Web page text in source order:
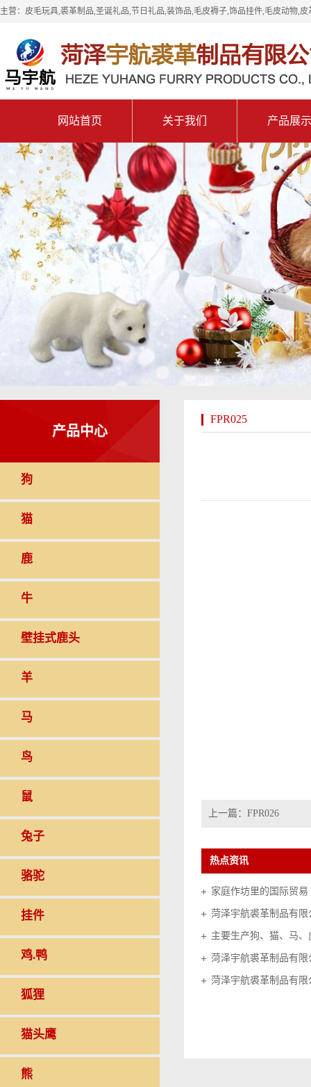
主营：皮毛玩具,裘革制品,圣诞礼品,节日礼品,装饰品,毛皮褥子,饰品挂件,毛皮动物,
网站首页 关于我们 产品展示
产品中心
狗
猫
鹿
牛
壁挂式鹿头
羊
马
鸟
鼠
兔子
骆驼
挂件
鸡.鸭
狐狸
猫头鹰
熊
FPR025
上一篇： FPR026
热点资讯
家庭作坊里的国际贸易
菏泽宇航裘革制品有
菏泽宇航裘革制品有限
菏泽宇航裘革制品有限